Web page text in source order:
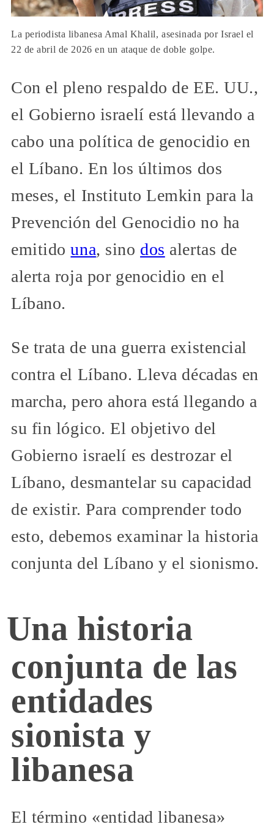
La periodista libanesa Amal Khalil, asesinada por Israel el
22 de abril de 2026 en un ataque de doble golpe.
Con el pleno respaldo de EE. UU.,
el Gobierno israelí está llevando a
cabo una política de genocidio en
el Líbano. En los últimos dos
meses, el Instituto Lemkin para la
Prevención del Genocidio no ha
emitidouna, sino dos alertas de
alerta roja por genocidio en el
Líbano.
Se trata de una guerra existencial
contra el Líbano. Lleva décadas en
marcha, pero ahora está llegando a
su fin lógico. El objetivo del
Gobierno israelí es destrozar el
Líbano, desmantelar su capacidad
de existir. Para comprender todo
esto, debemos examinar la historia
conjunta del Líbano y el sionismo.
Una historia
conjunta de las
entidades
sionista y
libanesa
El término «entidad libanesa»